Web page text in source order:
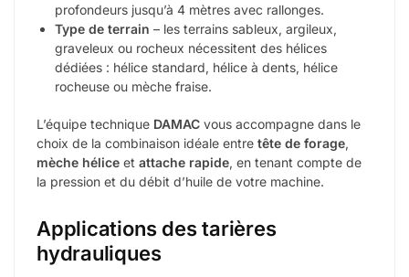
profondeurs jusqu’à 4 mètres avec rallonges.
Type de terrain – les terrains sableux, argileux,
graveleux ou rocheux nécessitent des hélices
dédiées : hélice standard, hélice à dents, hélice
rocheuse ou mèche fraise.
L’équipe technique DAMAC vous accompagne dans le
choix de la combinaison idéale entre tête de forage,
mèche hélice et attache rapide, en tenant compte de
la pression et du débit d’huile de votre machine.
Applications des tarières
hydrauliques